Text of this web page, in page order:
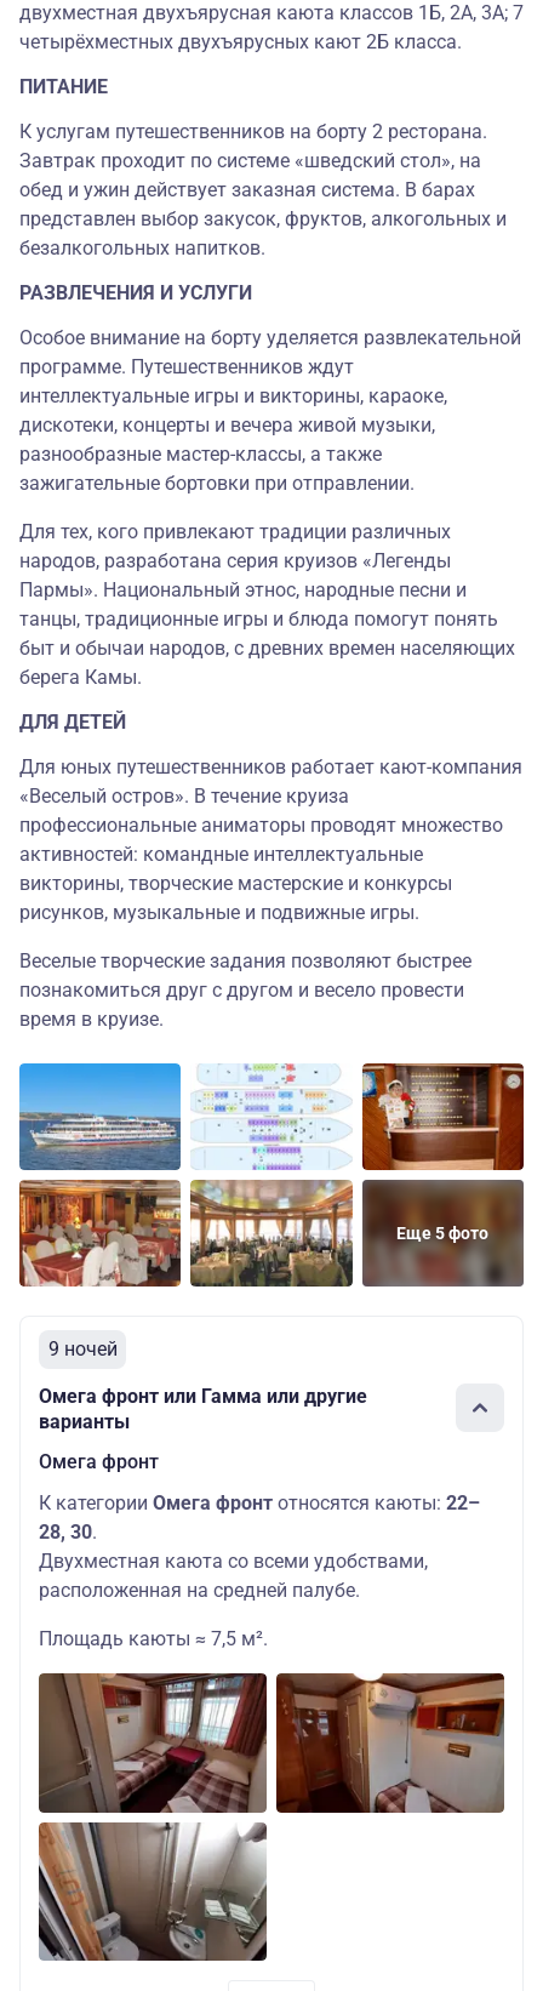
двухместная двухъярусная каюта классов 1Б, 2А, 3А; 7
четырёхместных двухъярусных кают 2Б класса.
ПИТАНИЕ
К услугам путешественников на борту 2 ресторана.
Завтрак проходит по системе «шведский стол», на
обед и ужин действует заказная система. В барах
представлен выбор закусок, фруктов, алкогольных и
безалкогольных напитков.
РАЗВЛЕЧЕНИЯ И УСЛУГИ
Особое внимание на борту уделяется развлекательной
программе. Путешественников ждут
интеллектуальные игры и викторины, караоке,
дискотеки, концерты и вечера живой музыки,
разнообразные мастер-классы, а также
зажигательные бортовки при отправлении.
Для тех, кого привлекают традиции различных
народов, разработана серия круизов «Легенды
Пармы». Национальный этнос, народные песни и
танцы, традиционные игры и блюда помогут понять
быт и обычаи народов, с древних времен населяющих
берега Камы.
ДЛЯ ДЕТЕЙ
Для юных путешественников работает кают-компания
«Веселый остров». В течение круиза
профессиональные аниматоры проводят множество
активностей: командные интеллектуальные
викторины, творческие мастерские и конкурсы
рисунков, музыкальные и подвижные игры.
Веселые творческие задания позволяют быстрее
познакомиться друг с другом и весело провести
время в круизе.
Еще 5 фото
9 ночей
Омега фронт или Гамма или другие
варианты
Омега фронт
К категории Омега фронт относятся каюты: 22–
28, 30.
Двухместная каюта со всеми удобствами,
расположенная на средней палубе.
Площадь каюты ≈ 7,5 м².